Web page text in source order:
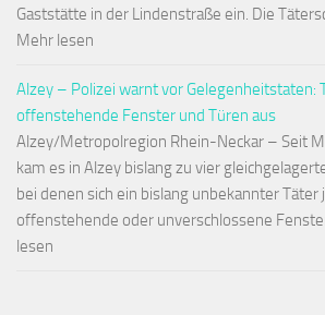
Gaststätte in der Lindenstraße ein. Die
Mehr lesen
Alzey – Polizei warnt vor Gelegenheitstaten:
offenstehende Fenster und Türen aus
Alzey/Metropolregion Rhein-Neckar – Seit
kam es in Alzey bislang zu vier
bei denen sich ein bislang unbekannter Täter
offenstehende oder unverschlossene
lesen